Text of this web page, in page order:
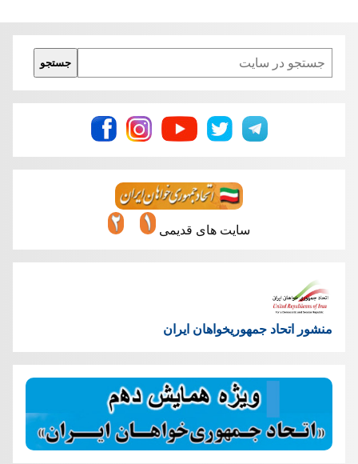
Search
جستجو
سایت های قدیمی
منشور اتحاد جمهوریخواهان ایران